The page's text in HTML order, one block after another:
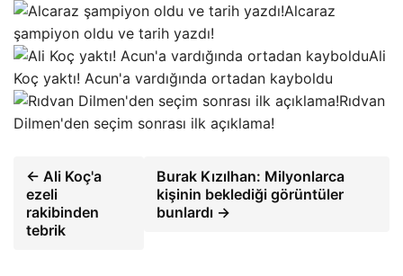
Alcaraz
şampiyon oldu ve tarih yazdı!
Ali
Koç yaktı! Acun'a vardığında ortadan kayboldu
Rıdvan
Dilmen'den seçim sonrası ilk açıklama!
← Ali Koç'a
ezeli
rakibinden
tebrik
Burak Kızılhan: Milyonlarca
kişinin beklediği görüntüler
bunlardı →